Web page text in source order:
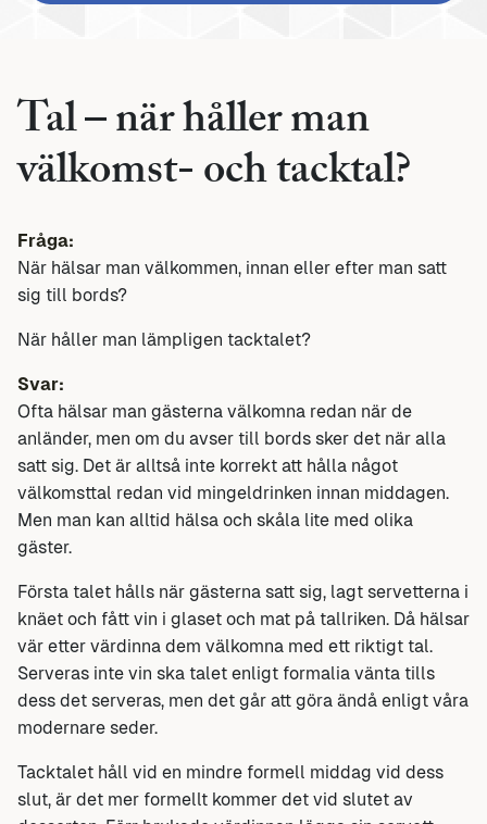
Tal – när håller man
välkomst- och tacktal?
Fråga:
När hälsar man välkommen, innan eller efter man satt
sig till bords?
När håller man lämpligen tacktalet?
Svar:
Ofta hälsar man gästerna välkomna redan när de
anländer, men om du avser till bords sker det när alla
satt sig. Det är alltså inte korrekt att hålla något
välkomsttal redan vid mingeldrinken innan middagen.
Men man kan alltid hälsa och skåla lite med olika
gäster.
Första talet hålls när gästerna satt sig, lagt servetterna i
knäet och fått vin i glaset och mat på tallriken. Då hälsar
vär etter värdinna dem välkomna med ett riktigt tal.
Serveras inte vin ska talet enligt formalia vänta tills
dess det serveras, men det går att göra ändå enligt våra
modernare seder.
Tacktalet håll vid en mindre formell middag vid dess
slut, är det mer formellt kommer det vid slutet av